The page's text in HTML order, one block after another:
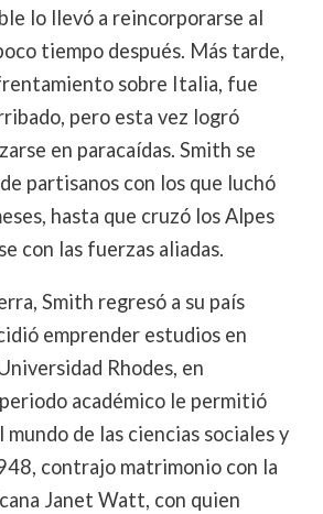
lo llevó a reincorporarse al
tiempo después. Más tarde,
sobre Italia, fue
pero esta vez logró
en paracaídas. Smith se
partisanos con los que luchó
hasta que cruzó los Alpes
con las fuerzas aliadas.
Smith regresó a su país
emprender estudios en
Rhodes, en
académico le permitió
de las ciencias sociales y
contrajo matrimonio con la
Janet Watt, con quien